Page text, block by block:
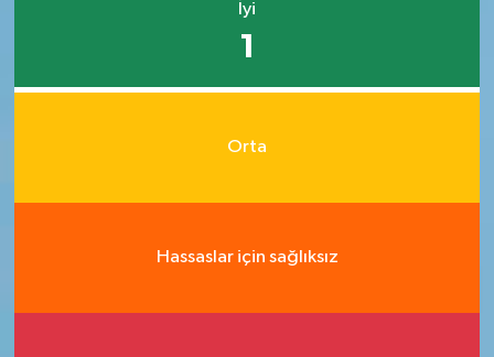
İyi
1
Orta
Hassaslar için sağlıksız